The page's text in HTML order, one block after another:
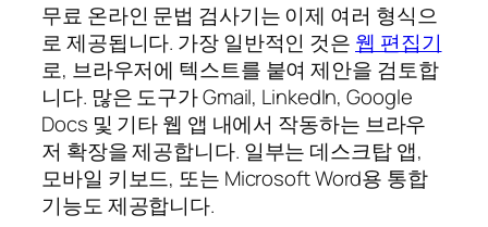
무료 온라인 문법 검사기는 이제 여러 형식으
로 제공됩니다. 가장 일반적인 것은 웹 편집기
로, 브라우저에 텍스트를 붙여 제안을 검토합
니다. 많은 도구가 Gmail, LinkedIn, Google
Docs 및 기타 웹 앱 내에서 작동하는 브라우
저 확장을 제공합니다. 일부는 데스크탑 앱,
모바일 키보드, 또는 Microsoft Word용 통합
기능도 제공합니다.